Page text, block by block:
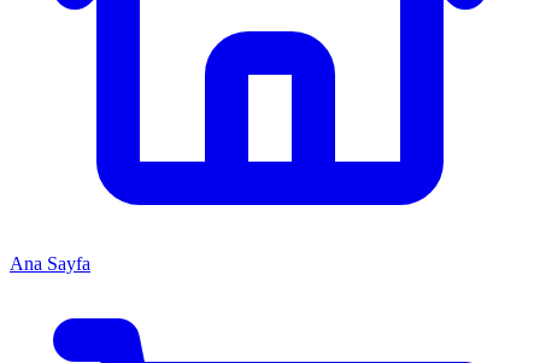
Ana Sayfa